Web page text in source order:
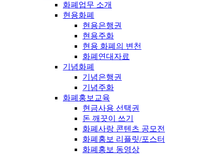
화폐업무 소개
현용화폐
현용은행권
현용주화
현용 화폐의 변천
화폐연대자료
기념화폐
기념은행권
기념주화
화폐홍보교육
현금사용 선택권
돈 깨끗이 쓰기
화폐사랑 콘텐츠 공모전
화폐홍보 리플릿/포스터
화폐홍보 동영상